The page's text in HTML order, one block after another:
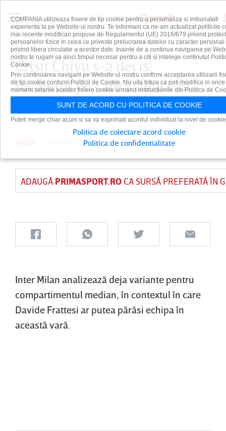
Cristi Chivu s-a decis!
Jucătorul pe care îl aduce în
locul lui Davide Frattesi
PUBLICAT PE 20 IUN 2026
ADAUGĂ PRIMASPORT.ROCA SURSĂ PREFERATĂ ÎN
Inter Milan analizează deja variante pentru
compartimentul median, în contextul în care
Davide Frattesi ar putea părăsi echipa în
această vară.
COMPANIA utilizeaza fisiere de tip cookie pentru a personaliza si imbunatati
experienta ta pe Website-ul nostru. Te informam ca ne-am actualizat politicile
mai recente modificari propuse de Regulamentul (UE) 2016/679 privind
persoanelor fizice in ceea ce priveste prelucrarea datelor cu caracter personal
privind libera circulatie a acestor date. Inainte de a continua navigarea pe
nostru te rugam sa aloci timpul necesar pentru a citi si intelege continutul
Cookie.
Prin continuarea navigarii pe Website-ul nostru confirmi acceptarea utilizarii
de tip cookie conform Politicii de Cookie. Nu uita totusi ca poti modifica in orice
moment setarile acestor fisiere cookie urmand instructiunile din Politica de
SUNT DE ACORD CU POLITICA DE COOKIE
Puteti merge chiar acum si sa va exprimati acordul individual la nivel de
Politica de colectare acord cookie
Politica de confidentialitate